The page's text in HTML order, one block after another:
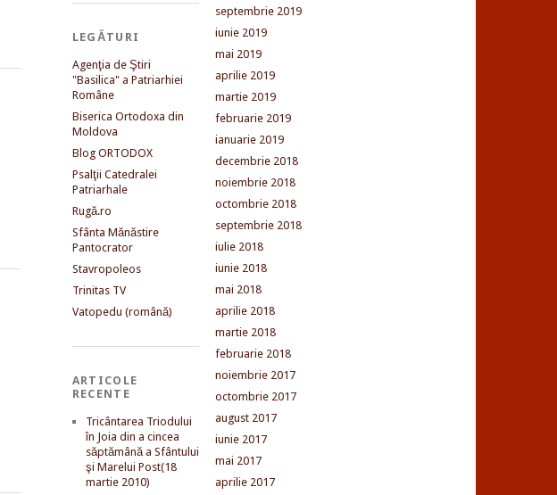
LEGĂTURI
Agenţia de Ştiri
"Basilica" a Patriarhiei
Române
Biserica Ortodoxa din
Moldova
Blog ORTODOX
Psalţii Catedralei
Patriarhale
Rugă.ro
Sfânta Mănăstire
Pantocrator
Stavropoleos
Trinitas TV
Vatopedu (română)
ARTICOLE
RECENTE
Tricântarea Triodului
în Joia din a cincea
săptămână a Sfântului
şi Marelui Post(18
martie 2010)
septembrie 2019
iunie 2019
mai 2019
aprilie 2019
martie 2019
februarie 2019
ianuarie 2019
decembrie 2018
noiembrie 2018
octombrie 2018
septembrie 2018
iulie 2018
iunie 2018
mai 2018
aprilie 2018
martie 2018
februarie 2018
noiembrie 2017
octombrie 2017
august 2017
iunie 2017
mai 2017
aprilie 2017